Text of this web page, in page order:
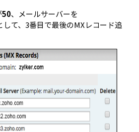
50、メールサーバーを
して、3番目で最後のMXレコード追